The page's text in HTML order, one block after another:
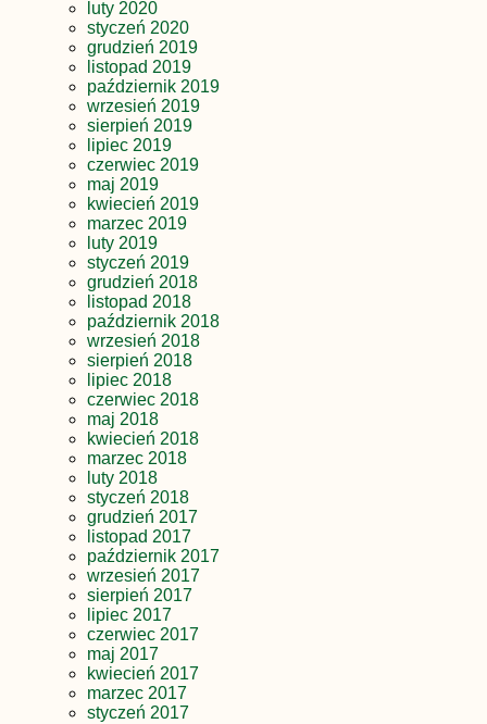
luty 2020
styczeń 2020
grudzień 2019
listopad 2019
październik 2019
wrzesień 2019
sierpień 2019
lipiec 2019
czerwiec 2019
maj 2019
kwiecień 2019
marzec 2019
luty 2019
styczeń 2019
grudzień 2018
listopad 2018
październik 2018
wrzesień 2018
sierpień 2018
lipiec 2018
czerwiec 2018
maj 2018
kwiecień 2018
marzec 2018
luty 2018
styczeń 2018
grudzień 2017
listopad 2017
październik 2017
wrzesień 2017
sierpień 2017
lipiec 2017
czerwiec 2017
maj 2017
kwiecień 2017
marzec 2017
styczeń 2017